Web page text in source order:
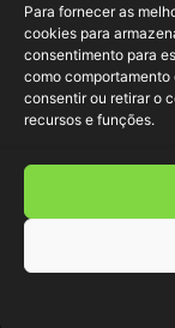
Para fornecer as
cookies para
consentimento para
como
consentir ou retirar o
recursos e funções.